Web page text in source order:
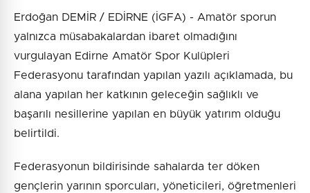
Erdoğan DEMİR / EDİRNE (İGFA) - Amatör sporun
yalnızca müsabakalardan ibaret olmadığını
vurgulayan Edirne Amatör Spor Kulüpleri
Federasyonu tarafından yapılan yazılı açıklamada, bu
alana yapılan her katkının geleceğin sağlıklı ve
başarılı nesillerine yapılan en büyük yatırım olduğu
belirtildi.
Federasyonun bildirisinde sahalarda ter döken
gençlerin yarının sporcuları, yöneticileri, öğretmenleri